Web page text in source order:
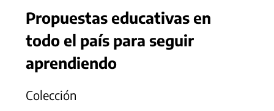
Propuestas educativas en
todo el país para seguir
aprendiendo
Colección